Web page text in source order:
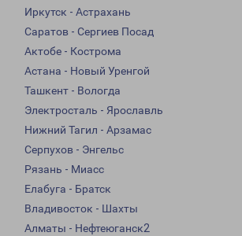
Иркутск - Астрахань
Саратов - Сергиев Посад
Актобе - Кострома
Астана - Новый Уренгой
Ташкент - Вологда
Электросталь - Ярославль
Нижний Тагил - Арзамас
Серпухов - Энгельс
Рязань - Миасс
Елабуга - Братск
Владивосток - Шахты
Алматы - Нефтеюганск2